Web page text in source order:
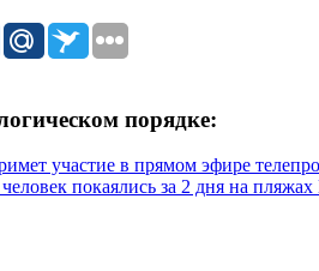
порядке:
участие в прямом эфире
покаялись за 2 дня на